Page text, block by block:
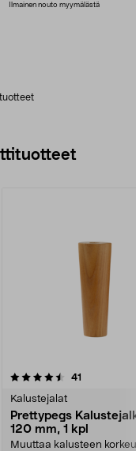
Ilmainen nouto myymälästä
41
Kalustejalat
Prettypegs
120 mm, 1 kpl
Muuttaa kalusteen
4.5 viidestä